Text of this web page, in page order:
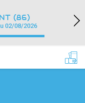
(86)
02/08/2026